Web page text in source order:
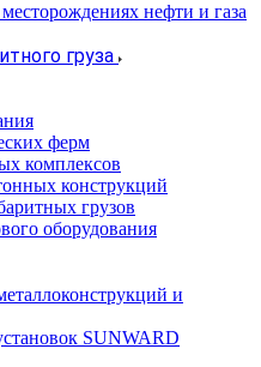
нефти и газа
груза
ферм
комплексов
конструкций
грузов
оборудования
и
SUNWARD